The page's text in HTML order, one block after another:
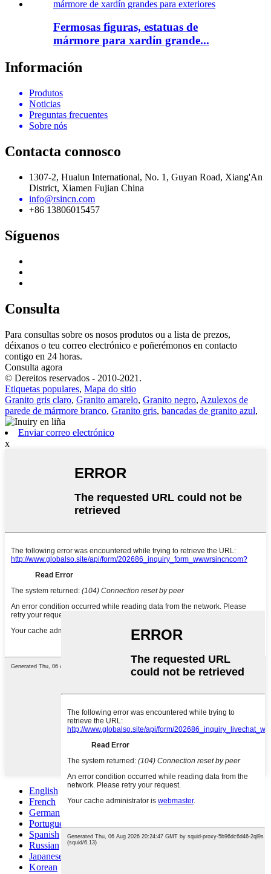
Fermosas figuras, estatuas de
mármore para xardín grande...
Información
Produtos
Noticias
Preguntas frecuentes
Sobre nós
Contacta connosco
1307-2, Hualun International, No. 1, Guyan Road, Xiang'An
District, Xiamen Fujian China
info@rsincn.com
+86 13806015457
Síguenos
Consulta
Para consultas sobre os nosos produtos ou a lista de prezos,
déixanos o teu correo electrónico e poñerémonos en contacto
contigo en 24 horas.
Consulta agora
© Dereitos reservados - 2010-2021.
Etiquetas populares, Mapa do sitio
Granito gris claro, Granito amarelo, Granito negro, Azulexos de
parede de mármore branco, Granito gris, bancadas de granito azul,
Enviar correo electrónico
x
English
French
German
Portuguese
Spanish
Russian
Japanese
Korean